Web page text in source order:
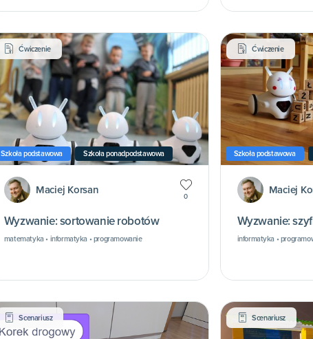
Ćwiczenie
Szkoła podstawowa Szkoła ponadpodstawowa
Maciej Korsan
0
Wyzwanie: sortowanie robotów
matematyka • informatyka • programowanie
Ćwiczenie
Szkoła podstawowa
Maciej
Wyzwanie:
informatyka •
Scenariusz Scenariusz